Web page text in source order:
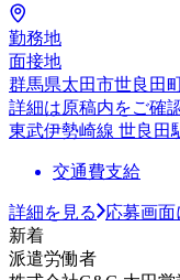
勤務地
面接地
群馬県太田市世良田
詳細は原稿内をご確
東武伊勢崎線 世良田
交通費支給
詳細を見る
応募画面
新着
派遣労働者